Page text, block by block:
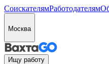
СоискателямРаботодателям
Москва
Ищу работу